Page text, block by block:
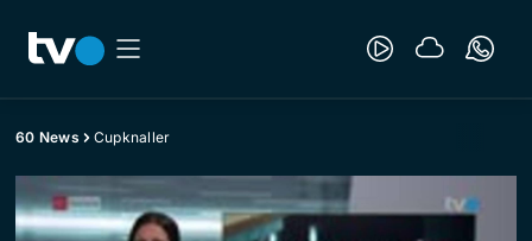
60 News Cupknaller